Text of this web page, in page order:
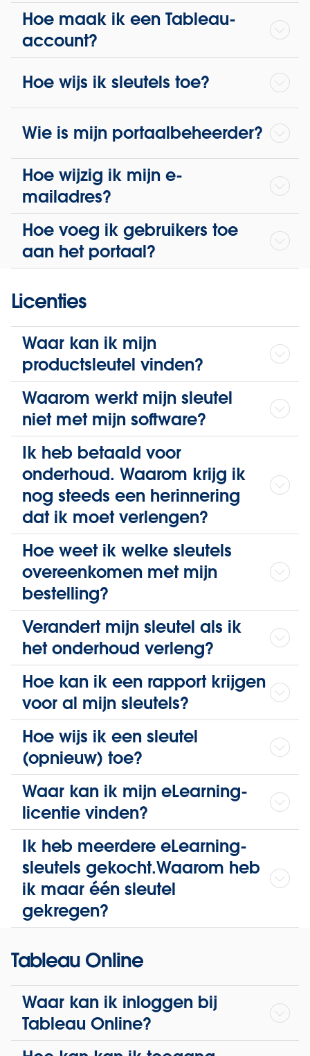
Hoe maak ik een Tableau-
account?
Hoe wijs ik sleutels toe?
Wie is mijn portaalbeheerder?
Hoe wijzig ik mijn e-
mailadres?
Hoe voeg ik gebruikers toe
aan het portaal?
Licenties
Waar kan ik mijn
productsleutel vinden?
Waarom werkt mijn sleutel
niet met mijn software?
Ik heb betaald voor
onderhoud. Waarom krijg ik
nog steeds een herinnering
dat ik moet verlengen?
Hoe weet ik welke sleutels
overeenkomen met mijn
bestelling?
Verandert mijn sleutel als ik
het onderhoud verleng?
Hoe kan ik een rapport krijgen
voor al mijn sleutels?
Hoe wijs ik een sleutel
(opnieuw) toe?
Waar kan ik mijn eLearning-
licentie vinden?
Ik heb meerdere eLearning-
sleutels gekocht.Waarom heb
ik maar één sleutel
gekregen?
Tableau Online
Waar kan ik inloggen bij
Tableau Online?